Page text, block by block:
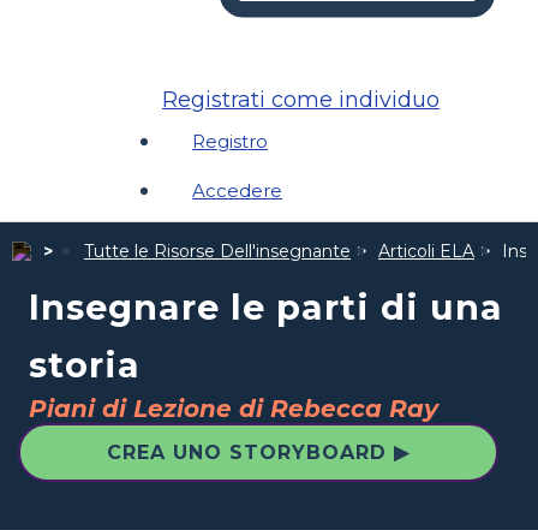
Registrati come individuo
Registro
Accedere
Tutte le Risorse Dell'insegnante Articoli ELA
Insegnare le parti di una
storia
Piani di Lezione di Rebecca Ray
CREA UNO STORYBOARD ▶